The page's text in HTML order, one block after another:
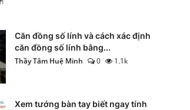
Căn đồng số lính và cách xác định
căn đồng số lính bằng...
Thầy Tâm Huệ Minh
0 1.1k
Xem tướng bàn tay biết ngay tính